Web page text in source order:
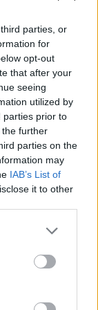
parties, or
for
opt-out
that after your
seeing
utilized by
parties prior to
further
parties on the
may
IAB’s List of
it to other
22:47
σε
22:39
22:28